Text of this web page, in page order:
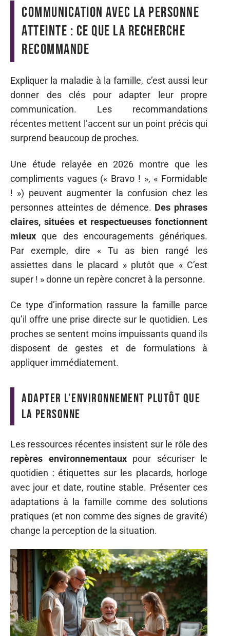
Communication avec la personne
atteinte : ce que la recherche
recommande
Expliquer la maladie à la famille, c’est aussi leur
donner des clés pour adapter leur propre
communication. Les recommandations
récentes mettent l’accent sur un point précis qui
surprend beaucoup de proches.
Une étude relayée en 2026 montre que les
compliments vagues (« Bravo ! », « Formidable
! ») peuvent augmenter la confusion chez les
personnes atteintes de démence. Des phrases
claires, situées et respectueuses fonctionnent
mieux que des encouragements génériques.
Par exemple, dire « Tu as bien rangé les
assiettes dans le placard » plutôt que « C’est
super ! » donne un repère concret à la personne.
Ce type d’information rassure la famille parce
qu’il offre une prise directe sur le quotidien. Les
proches se sentent moins impuissants quand ils
disposent de gestes et de formulations à
appliquer immédiatement.
Adapter l’environnement plutôt que
la personne
Les ressources récentes insistent sur le rôle des
repères environnementauxpour sécuriser le
quotidien : étiquettes sur les placards, horloge
avec jour et date, routine stable. Présenter ces
adaptations à la famille comme des solutions
pratiques (et non comme des signes de gravité)
change la perception de la situation.